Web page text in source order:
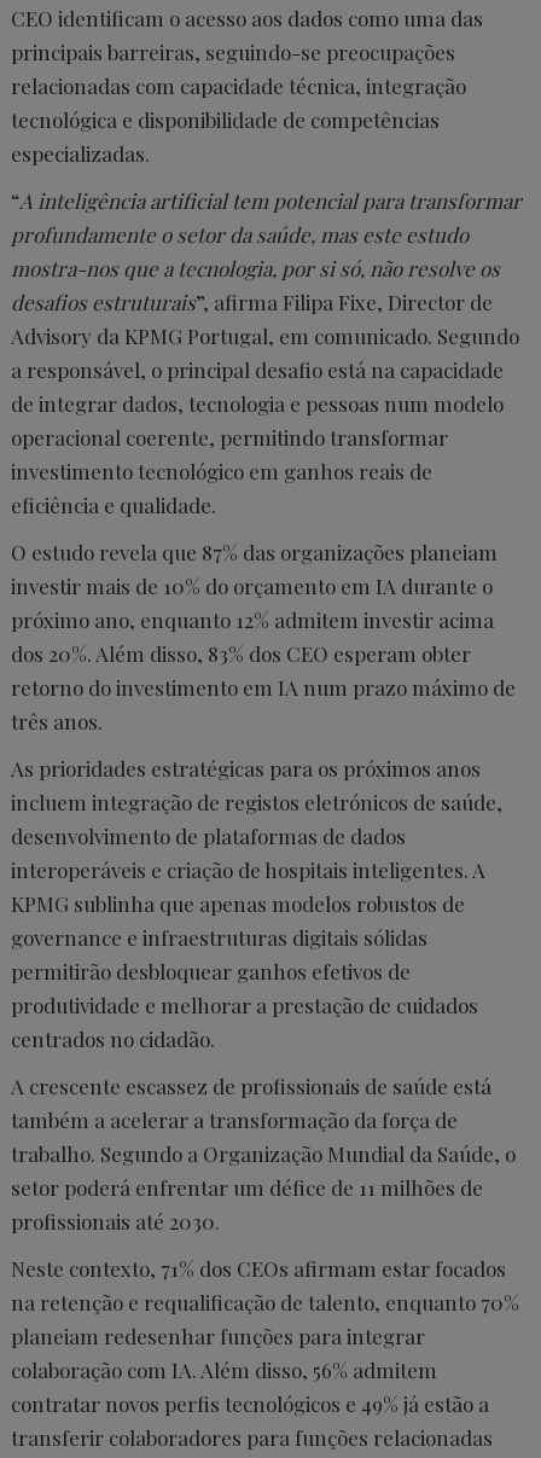
CEO identificam o acesso aos dados como uma das
principais barreiras, seguindo-se preocupações
relacionadas com capacidade técnica, integração
tecnológica e disponibilidade de competências
especializadas.
“A inteligência artificial tem potencial para transformar
profundamente o setor da saúde, mas este estudo
mostra-nos que a tecnologia, por si só, não resolve os
desafios estruturais”, afirma Filipa Fixe, Director de
Advisory da KPMG Portugal, em comunicado. Segundo
a responsável, o principal desafio está na capacidade
de integrar dados, tecnologia e pessoas num modelo
operacional coerente, permitindo transformar
investimento tecnológico em ganhos reais de
eficiência e qualidade.
O estudo revela que 87% das organizações planeiam
investir mais de 10% do orçamento em IA durante o
próximo ano, enquanto 12% admitem investir acima
dos 20%. Além disso, 83% dos CEO esperam obter
retorno do investimento em IA num prazo máximo de
três anos.
As prioridades estratégicas para os próximos anos
incluem integração de registos eletrónicos de saúde,
desenvolvimento de plataformas de dados
interoperáveis e criação de hospitais inteligentes. A
KPMG sublinha que apenas modelos robustos de
governance e infraestruturas digitais sólidas
permitirão desbloquear ganhos efetivos de
produtividade e melhorar a prestação de cuidados
centrados no cidadão.
A crescente escassez de profissionais de saúde está
também a acelerar a transformação da força de
trabalho. Segundo a Organização Mundial da Saúde, o
setor poderá enfrentar um défice de 11 milhões de
profissionais até 2030.
Neste contexto, 71% dos CEOs afirmam estar focados
na retenção e requalificação de talento, enquanto 70%
planeiam redesenhar funções para integrar
colaboração com IA. Além disso, 56% admitem
contratar novos perfis tecnológicos e 49% já estão a
transferir colaboradores para funções relacionadas